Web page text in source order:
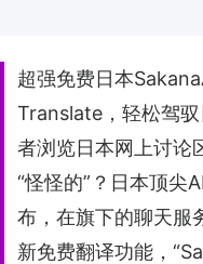
超强免费日本
Translate，轻松驾
者浏览日本网上讨论
“怪怪的”？日本顶尖
布，在旗下的聊天服
新免费翻译功能，